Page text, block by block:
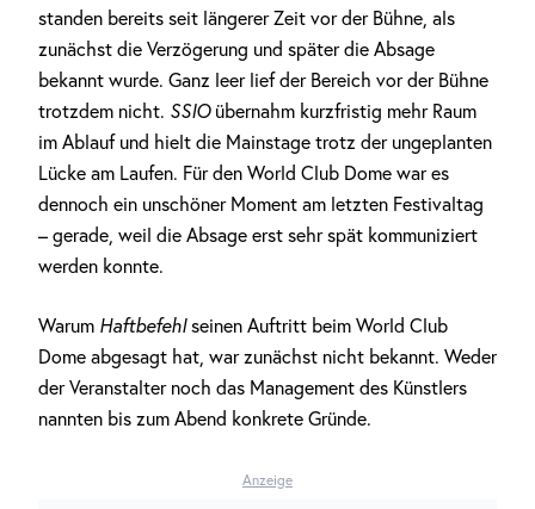
standen bereits seit längerer Zeit vor der Bühne, als
zunächst die Verzögerung und später die Absage
bekannt wurde. Ganz leer lief der Bereich vor der Bühne
trotzdem nicht. SSIO übernahm kurzfristig mehr Raum
im Ablauf und hielt die Mainstage trotz der ungeplanten
Lücke am Laufen. Für den World Club Dome war es
dennoch ein unschöner Moment am letzten Festivaltag
– gerade, weil die Absage erst sehr spät kommuniziert
werden konnte.
Warum Haftbefehlseinen Auftritt beim World Club
Dome abgesagt hat, war zunächst nicht bekannt. Weder
der Veranstalter noch das Management des Künstlers
nannten bis zum Abend konkrete Gründe.
Anzeige